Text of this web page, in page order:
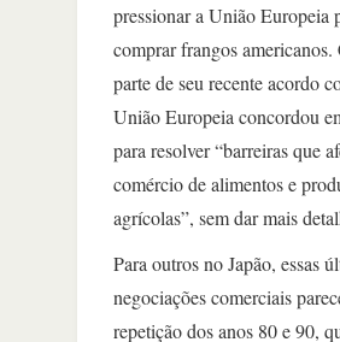
pressionar a União Europeia
comprar frangos americanos.
parte de seu recente acordo
União Europeia concordou
para resolver “barreiras que
comércio de alimentos e
agrícolas”, sem dar mais
Para outros no Japão, essas
negociações comerciais
repetição dos anos 80 e 90,